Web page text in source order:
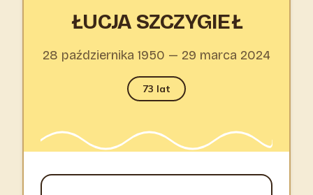
ŁUCJA SZCZYGIEŁ
28 października 1950 — 29 marca 2024
73 lat